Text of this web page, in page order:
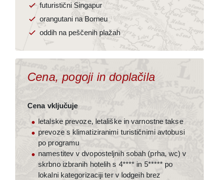
rečnimi meandri in tihimi pogledi orangutanov bomo iskali
tisto, česar ni mogoče najti na zemljevidih: občutek
prvinskega stika, pristnosti in neukročenosti narave. Med
arhitekturo in krošnjami, med tišino džungle in vrvežem
mestnih ulic se razpenja izkušnja, ki združuje najboljše iz
obeh svetov – natančnost in nežnost, red in divjost,
futuristični Singapur
orangutani na Borneu
oddih na peščenih plažah
Cena, pogoji in doplačila
Cena vključuje
letalske prevoze, letališke in varnostne takse
prevoze s klimatiziranimi turističnimi avtobusi
po programu
namestitev v dvoposteljnih sobah (prha, wc) v
skrbno izbranih hotelih s 4**** in 5***** po
lokalni kategorizaciji ter v lodgeih brez